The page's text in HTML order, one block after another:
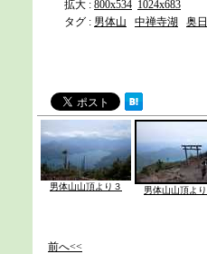
拡大 : 800x534 1024x683
タグ : 男体山 中禅寺湖 奥
男体山山頂より３ 男体山山頂より
前へ<<